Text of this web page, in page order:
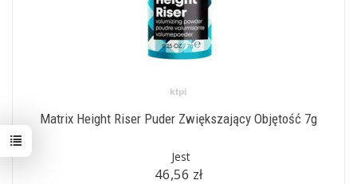
Matrix Height Riser Puder Zwiększający Objętość 7g
Jest
46,56 zł